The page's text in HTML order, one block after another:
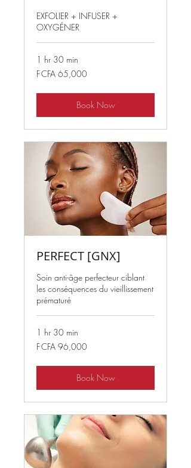
EXFOLIER + INFUSER +
OXYGÉNER
1 hr 30 min
65,000
West
F CFA 65,000
Book Now
PERFECT [GNX]
Soin anti-âge perfecteur ciblant
les conséquences du vieillissement
prématuré
1 hr 30 min
96,000
West
F CFA 96,000
Book Now